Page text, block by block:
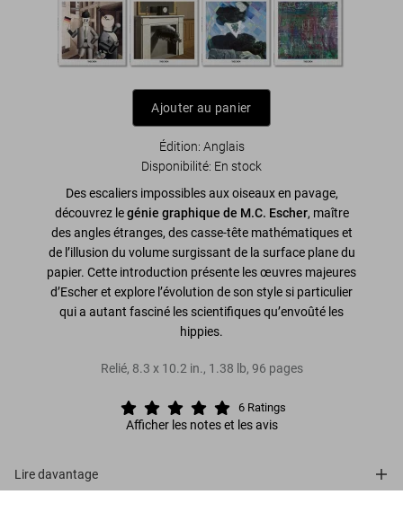
Ajouter au panier
Édition: Anglais
Disponibilité: En stock
Des escaliers impossibles aux oiseaux en pavage,
découvrez legénie graphique de M.C. Escher, maître
des angles étranges, des casse-tête mathématiques et
de l’illusion du volume surgissant de la surface plane du
papier. Cette introduction présente les œuvres majeures
d’Escher et explore l’évolution de son style si particulier
qui a autant fasciné les scientifiques qu’envoûté les
hippies.
Relié, 8.3 x 10.2 in., 1.38 lb, 96 pages
6 Ratings
Afficher les notes et les avis
Lire davantage